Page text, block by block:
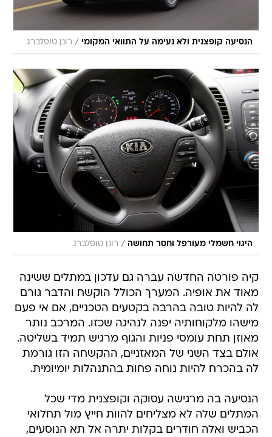
הנסיעה קופצנית ולא נעימה על התוואי המקומי / רונן טופלברג
היגוי חשמלי מעורפל וחסר תחושה / רונן טופלברג
קיה פורטה החדשה עברה גם עדכון במתלים ששינה
מאוד את אופיה. המערך הכולל הוקשח והדבר גורם
לה להיות טובה בהרבה בקטעים הטכניים, אם אי פעם
מישהו מלקוחותיה יפנה לנהיגה שכזו. המרכב נותר
מאוזן תחת עומסי פניות והגוף מרגיש תמיד בשליטה.
אולם בצד השני של המאזניים, ההקשחה הזו גורמת
לה בהכרח להיות נוחה פחות בהתנהלות יומיומית.
הנסיעה בה מרגישה עסוקה וקופצנית מדי שכל
המתלים שלה לא מצליחים להוות חייץ מול תחלואי
הכביש ואלה חודרים בקלות יתרה אל תא הנוסעים,